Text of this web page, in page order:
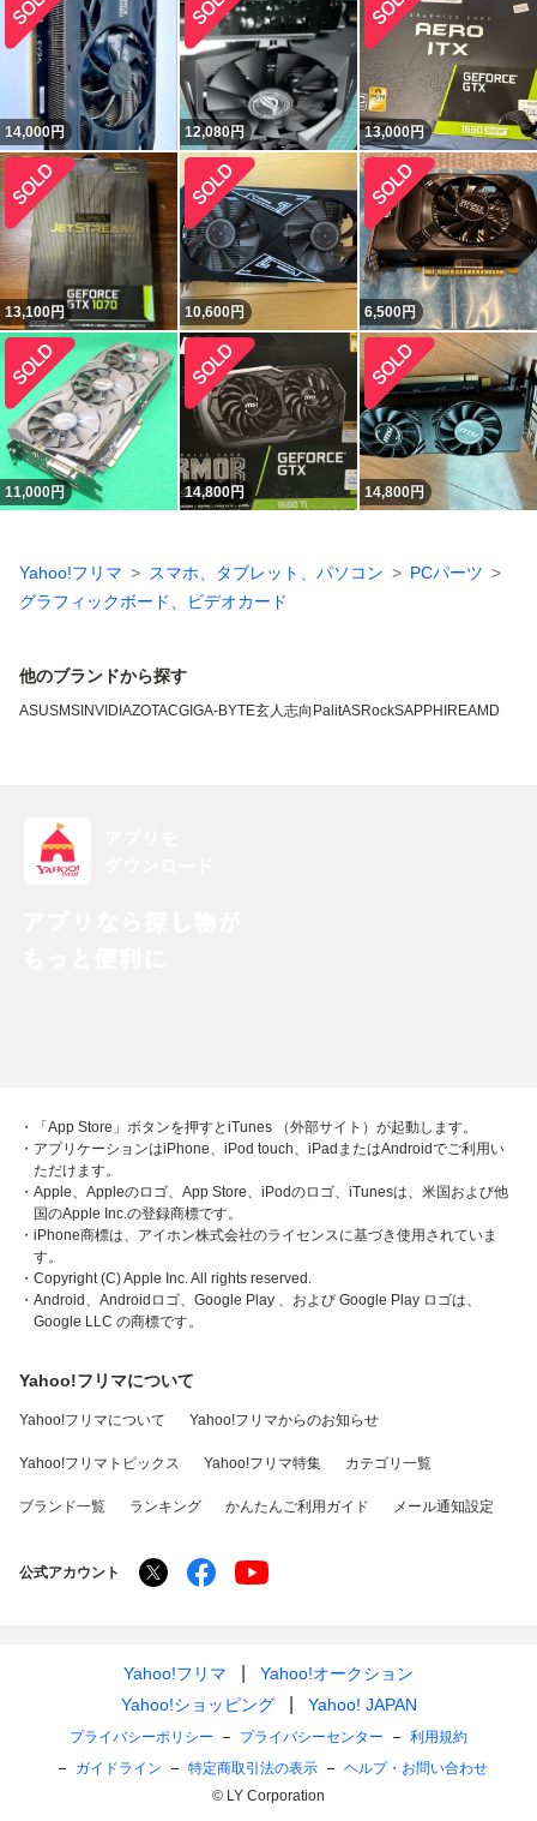
14,000円 12,080円 13,000円
13,100円 10,600円 6,500円
11,000円 14,800円 14,800円
Yahoo!フリマ スマホ、タブレット、パソコン
PCパーツ
グラフィックボード、ビデオカード
他のブランドから探す
ASUSMSI NVIDIAZOTACGIGA-BYTE玄人志向 PalitASRockSAPPHIREAMD
・「App Store」ボタンを押すとiTunes （外部サイト）が起動します。
・アプリケーションはiPhone、iPod touch、iPadまたはAndroidでご利用い
ただけます。
・Apple、Appleのロゴ、App Store、iPodのロゴ、iTunesは、米国および他
国のApple Inc.の登録商標です。
・iPhone商標は、アイホン株式会社のライセンスに基づき使用されていま
す。
・Copyright (C) Apple Inc. All rights reserved.
・Android、Androidロゴ、Google Play 、および Google Play ロゴは、
Google LLC の商標です。
Yahoo!フリマについて
Yahoo!フリマについて Yahoo!フリマからのお知らせ
Yahoo!フリマトピックス Yahoo!フリマ特集 カテゴリ一覧
ブランド一覧 ランキング かんたんご利用ガイド メール通知設定
公式アカウント
Yahoo!フリマ
Yahoo!オークション
Yahoo!ショッピング
Yahoo! JAPAN
プライバシーポリシー プライバシーセンター
利用規約
ガイドライン
特定商取引法の表示
ヘルプ・お問い合わせ
© LY Corporation